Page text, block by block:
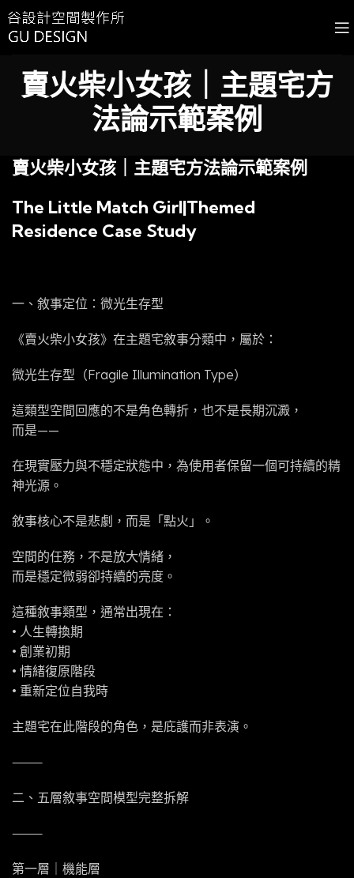
賣火柴小女孩｜主題宅方
法論示範案例
賣火柴小女孩｜主題宅方法論示範案例
The Little Match Girl|Themed
Residence Case Study
一、敘事定位：微光生存型
《賣火柴小女孩》在主題宅敘事分類中，屬於：
微光生存型（Fragile Illumination Type）
這類型空間回應的不是角色轉折，也不是長期沉澱，
而是——
在現實壓力與不穩定狀態中，為使用者保留一個可持續的精
神光源。
敘事核心不是悲劇，而是「點火」。
空間的任務，不是放大情緒，
而是穩定微弱卻持續的亮度。
這種敘事類型，通常出現在：
• 人生轉換期
• 創業初期
• 情緒復原階段
• 重新定位自我時
主題宅在此階段的角色，是庇護而非表演。
⸻
二、五層敘事空間模型完整拆解
⸻
第一層｜機能層